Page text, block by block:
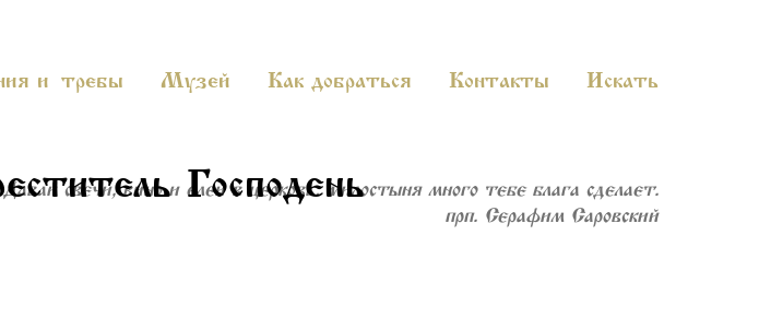
и требы Музей Как добраться Контакты Искать
Давай свечи, вино и елей в церковь: милостыня много тебе блага сделает».
прп. Серафим Саровский
Господень